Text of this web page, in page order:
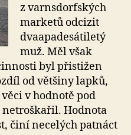
z varnsdorfských
marketů odcizit
dvaapadesátiletý
muž. Měl však
byl přistižen
od většiny lapků,
v hodnotě pod
Hodnota
činí necelých patnáct